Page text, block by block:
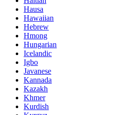
Hausa
Hawaiian
Hebrew
Hmong
Hungarian
Icelandic
Igbo
Javanese
Kannada
Kazakh
Khmer
Kurdish